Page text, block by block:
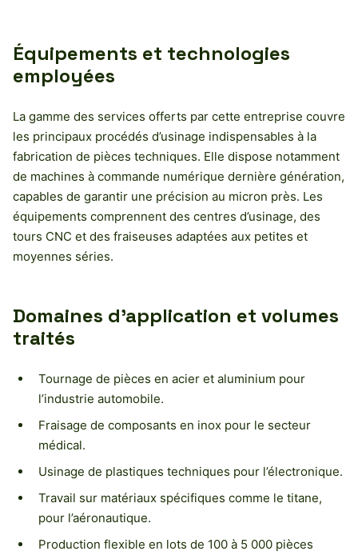
Équipements et technologies
employées
La gamme des services offerts par cette entreprise couvre
les principaux procédés d’usinage indispensables à la
fabrication de pièces techniques. Elle dispose notamment
de machines à commande numérique dernière génération,
capables de garantir une précision au micron près. Les
équipements comprennent des centres d’usinage, des
tours CNC et des fraiseuses adaptées aux petites et
moyennes séries.
Domaines d’application et volumes
traités
Tournage de pièces en acier et aluminium pour
l’industrie automobile.
Fraisage de composants en inox pour le secteur
médical.
Usinage de plastiques techniques pour l’électronique.
Travail sur matériaux spécifiques comme le titane,
pour l’aéronautique.
Production flexible en lots de 100 à 5 000 pièces